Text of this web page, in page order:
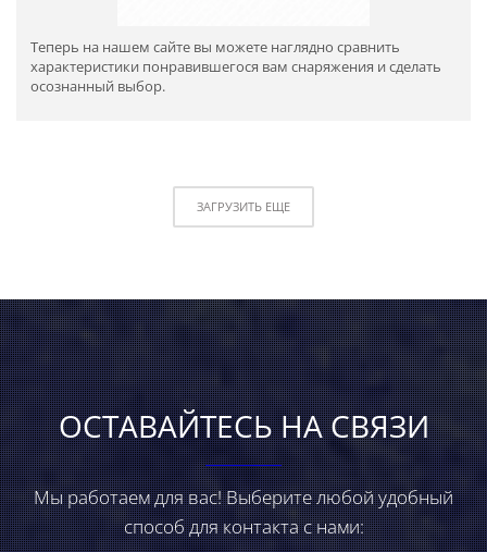
Теперь на нашем сайте вы можете наглядно сравнить
характеристики понравившегося вам снаряжения и сделать
осознанный выбор.
ЗАГРУЗИТЬ ЕЩЕ
ОСТАВАЙТЕСЬ НА СВЯЗИ
Мы работаем для вас! Выберите любой удобный
способ для контакта с нами: